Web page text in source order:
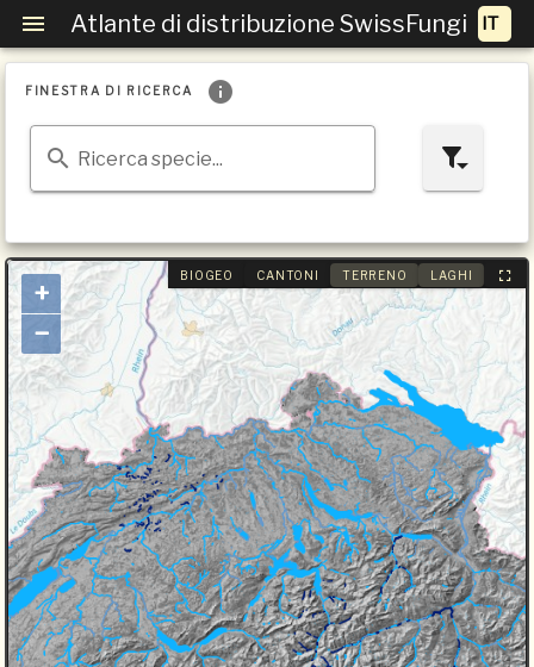
Atlante di distribuzione SwissFungi
FINESTRA DI RICERCA
Ricerca specie...
BIOGEO CANTONI TERRENO LAGHI
+
−